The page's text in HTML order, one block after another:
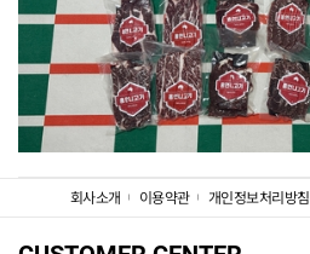
회사소개 이용약관 개인정보처리방침